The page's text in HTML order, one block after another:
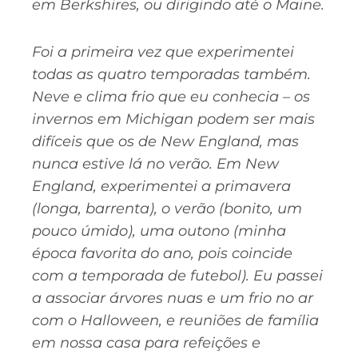
em Berkshires, ou dirigindo até o Maine.
Foi a primeira vez que experimentei
todas as quatro temporadas também.
Neve e clima frio que eu conhecia – os
invernos em Michigan podem ser mais
difíceis que os de New England, mas
nunca estive lá no verão. Em New
England, experimentei a primavera
(longa, barrenta), o verão (bonito, um
pouco úmido), uma outono (minha
época favorita do ano, pois coincide
com a temporada de futebol). Eu passei
a associar árvores nuas e um frio no ar
com o Halloween, e reuniões de família
em nossa casa para refeições e